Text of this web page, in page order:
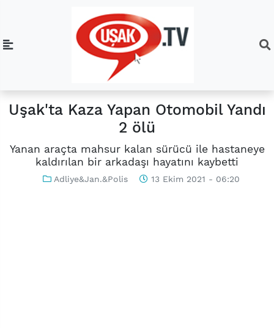
Uşak'ta Kaza Yapan Otomobil Yandı
2 ölü
Yanan araçta mahsur kalan sürücü ile hastaneye
kaldırılan bir arkadaşı hayatını kaybetti
Adliye&Jan.&Polis 13 Ekim 2021 - 06:20